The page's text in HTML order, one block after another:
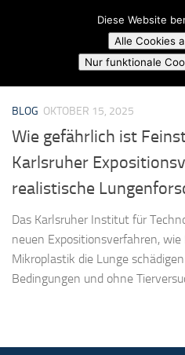
Skip to content
Campusradio Karlsruhe
MARKIERT:KIT
BLOG OKTOBER 15, 2025
Wie gefährlich ist
Karlsruher
realistische
Das Karlsruher Institut für
neuen Expositionsverfahren,
Mikroplastik die Lunge
Bedingungen und ohne
Diese Website
Alle Cookies
Nur funktionale